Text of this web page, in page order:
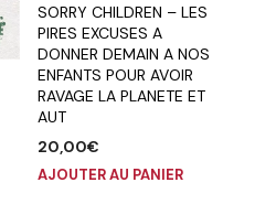
SORRY CHILDREN – LES
PIRES EXCUSES A
DONNER DEMAIN A NOS
ENFANTS POUR AVOIR
RAVAGE LA PLANETE ET
AUT
20,00€
AJOUTER AU PANIER